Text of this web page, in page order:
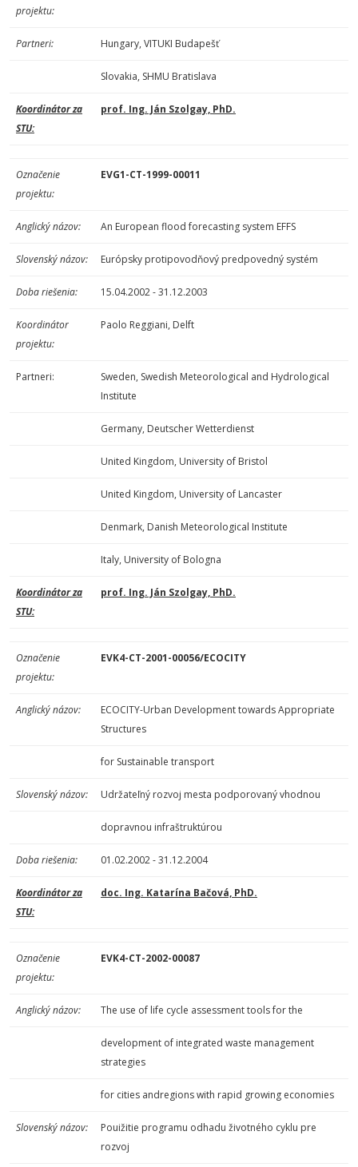
projektu:
Partneri: Hungary, VITUKI Budapešť
Slovakia, SHMU Bratislava
Koordinátor za
STU:
prof. Ing. Ján Szolgay, PhD.
Označenie
projektu:
EVG1-CT-1999-00011
Anglický názov: An European flood forecasting system EFFS
Slovenský názov: Európsky protipovodňový predpovedný systém
Doba riešenia: 15.04.2002 - 31.12.2003
Koordinátor
projektu:
Paolo Reggiani, Delft
Partneri:
Sweden, Swedish Meteorological and Hydrological
Institute
Germany, Deutscher Wetterdienst
United Kingdom, University of Bristol
United Kingdom, University of Lancaster
Denmark, Danish Meteorological Institute
Italy, University of Bologna
Koordinátor za
STU:
prof. Ing. Ján Szolgay, PhD.
Označenie
projektu:
EVK4-CT-2001-00056/ECOCITY
Anglický názov:
ECOCITY-Urban Development towards Appropriate
Structures
for Sustainable transport
Slovenský názov: Udržateľný rozvoj mesta podporovaný vhodnou
dopravnou infraštruktúrou
Doba riešenia: 01.02.2002 - 31.12.2004
Koordinátor za
STU:
doc. Ing. Katarína Bačová, PhD.
Označenie
projektu:
EVK4-CT-2002-00087
Anglický názov: The use of life cycle assessment tools for the
development of integrated waste management
strategies
for cities andregions with rapid growing economies
Slovenský názov:
Pouižitie programu odhadu životného cyklu pre
rozvoj